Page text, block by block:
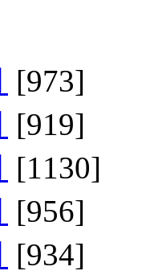
[973]
[919]
[1130]
[956]
[934]